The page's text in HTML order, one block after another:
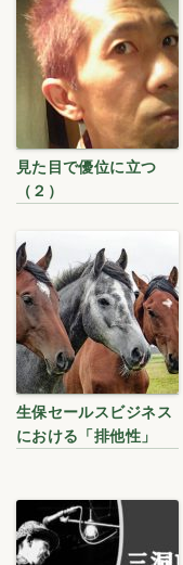
見た目で優位に立つ
（２）
生保セールスビジネス
における「排他性」